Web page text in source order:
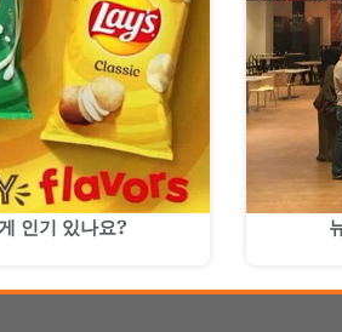
인기 있나요?